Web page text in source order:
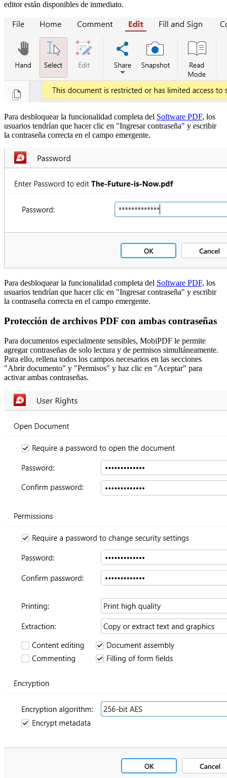
editor están disponibles de inmediato.
Para desbloquear la funcionalidad completa del Software PDF, los
usuarios tendrían que hacer clic en "Ingresar contraseña" y escribir
la contraseña correcta en el campo emergente.
Para desbloquear la funcionalidad completa del Software PDF, los
usuarios tendrían que hacer clic en "Ingresar contraseña" y escribir
la contraseña correcta en el campo emergente.
Protección de archivos PDF con ambas contraseñas
Para documentos especialmente sensibles, MobiPDF le permite
agregar contraseñas de solo lectura y de permisos simultáneamente.
Para ello, rellena todos los campos necesarios en las secciones
"Abrir documento" y "Permisos" y haz clic en "Aceptar" para
activar ambas contraseñas.